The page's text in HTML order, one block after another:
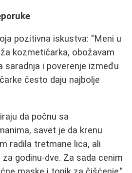
pozitivna iskustva: "Meni u
kozmetičarka, obožavam
saradnja i poverenje između
često daju najbolje
da počnu sa
savet je da krenu
radila tretmane lica, ali
godinu-dve. Za sada cenim